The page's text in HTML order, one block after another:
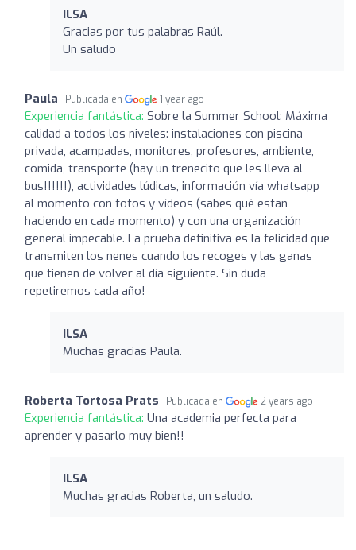
ILSA
Gracias por tus palabras Raúl.
Un saludo
Paula Publicada en 1 year ago
Experiencia fantástica: Sobre la Summer School: Máxima
calidad a todos los niveles: instalaciones con piscina
privada, acampadas, monitores, profesores, ambiente,
comida, transporte (hay un trenecito que les lleva al
bus!!!!!!), actividades lúdicas, información vía whatsapp
al momento con fotos y vídeos (sabes qué estan
haciendo en cada momento) y con una organización
general impecable. La prueba definitiva es la felicidad que
transmiten los nenes cuando los recoges y las ganas
que tienen de volver al día siguiente. Sin duda
repetiremos cada año!
ILSA
Muchas gracias Paula.
Roberta Tortosa Prats Publicada en 2 years ago
Experiencia fantástica: Una academia perfecta para
aprender y pasarlo muy bien!!
ILSA
Muchas gracias Roberta, un saludo.